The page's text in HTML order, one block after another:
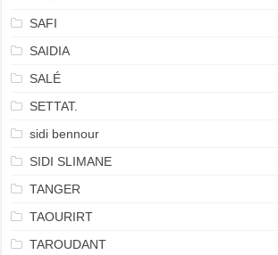
SAFI
SAIDIA
SALÉ
SETTAT.
sidi bennour
SIDI SLIMANE
TANGER
TAOURIRT
TAROUDANT